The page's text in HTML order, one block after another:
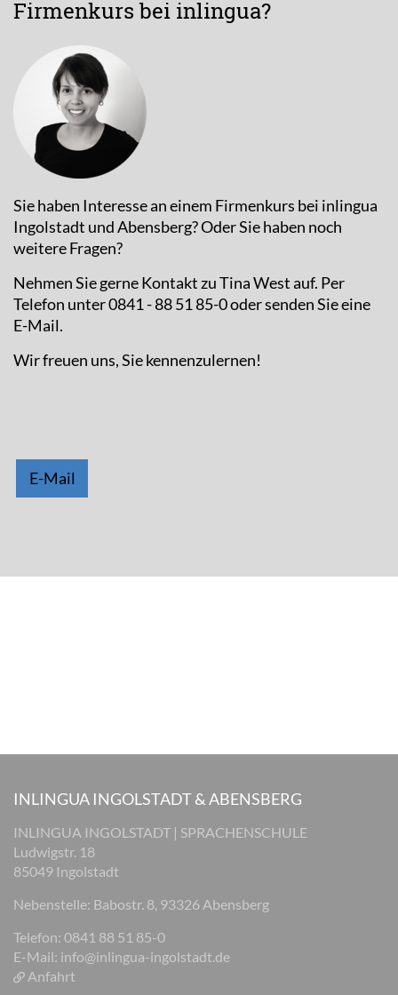
Firmenkurs bei inlingua?
Sie haben Interesse an einem Firmenkurs bei inlingua
Ingolstadt und Abensberg? Oder Sie haben noch
weitere Fragen?
Nehmen Sie gerne Kontakt zu Tina West auf. Per
Telefon unter 0841 - 88 51 85-0 oder senden Sie eine
E-Mail.
Wir freuen uns, Sie kennenzulernen!
E-Mail
INLINGUA INGOLSTADT & ABENSBERG
INLINGUA INGOLSTADT | SPRACHENSCHULE
Ludwigstr. 18
85049 Ingolstadt
Nebenstelle: Babostr. 8, 93326 Abensberg
Telefon: 0841 88 51 85-0
E-Mail: info@inlingua-ingolstadt.de
Anfahrt